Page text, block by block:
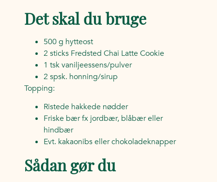
Det skal du bruge
500 g hytteost
2 sticks Fredsted Chai Latte Cookie
1 tsk vaniljeessens/pulver
2 spsk. honning/sirup
Topping:
Ristede hakkede nødder
Friske bær fx jordbær, blåbær eller
hindbær
Evt. kakaonibs eller chokoladeknapper
Sådan gør du